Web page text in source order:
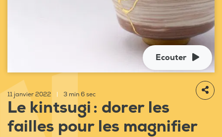
Ecouter
11 janvier 2022 | 3 min 6 sec
Le kintsugi : dorer les
failles pour les magnifier